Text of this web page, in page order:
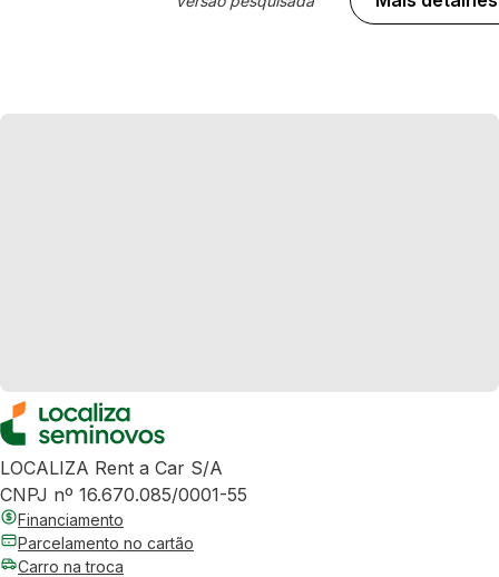
LOCALIZA Rent a Car S/A
CNPJ nº 16.670.085/0001-55
Financiamento
Parcelamento no cartão
Carro na troca